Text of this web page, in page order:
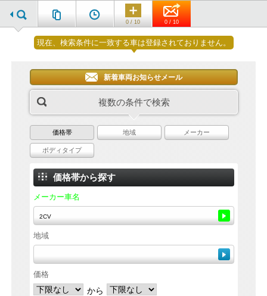
0 / 10 0 / 10
現在、検索条件に一致する車は登録されておりません。
新着車両お知らせメール
複数の条件で検索
価格帯 地域 メーカー
ボディタイプ
価格帯から探す
メーカー車名
地域
価格
から